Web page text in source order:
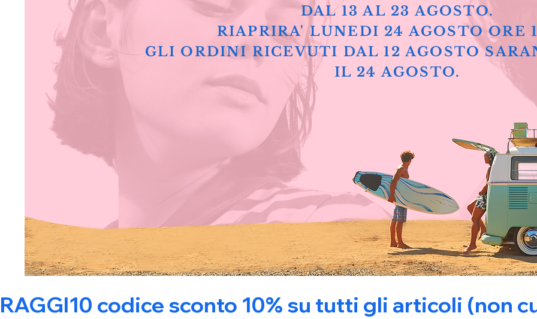
DAL 13 AL 23 AGOSTO.
RIAPRIRA' LUNEDI 24 AGOSTO ORE
GLI ORDINI RICEVUTI DAL 12 AGOSTO
IL 24 AGOSTO.
RAGGI10 codice sconto 10% su tutti gli articoli (non